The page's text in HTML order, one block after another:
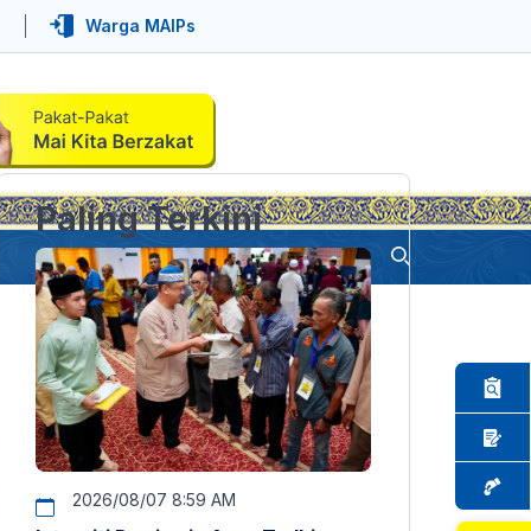
Warga MAIPs
Paling Terkini
2026/08/07 8:59 AM